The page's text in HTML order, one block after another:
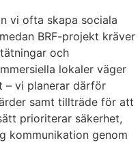
vi ofta skapa sociala
BRF-projekt kräver
och
lokaler väger
vi planerar därför
samt tillträde för att
prioriterar säkerhet,
kommunikation genom